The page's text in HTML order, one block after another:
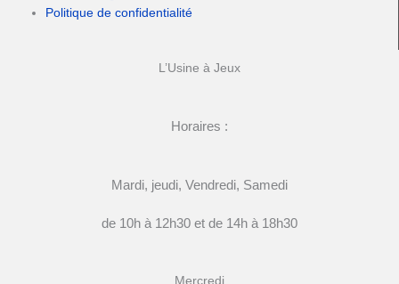
Politique de confidentialité
L’Usine à Jeux
Horaires :
Mardi, jeudi, Vendredi, Samedi
de 10h à 12h30 et de 14h à 18h30
Mercredi